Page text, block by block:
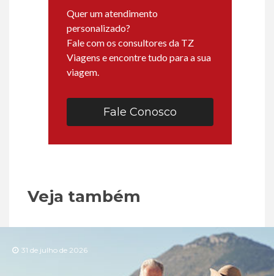
Quer um atendimento
personalizado?
Fale com os consultores da TZ
Viagens e encontre tudo para a sua
viagem.
Fale Conosco
Veja também
31 de julho de 2026